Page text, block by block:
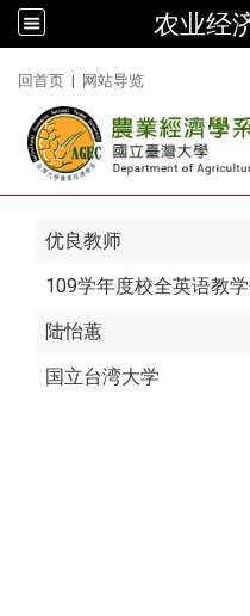
农业经
回首页 | 网站导览
优良教师
109学年度校全英语教
陆怡蕙
国立台湾大学